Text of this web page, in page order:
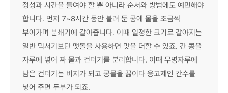
정성과 시간을 들여야 할 뿐 아니라 순서와 방법에도 예민해야
합니다. 먼저 7~8시간 동안 불려 둔 콩에 물을 조금씩
부어가며 분쇄기에 갈아줍니다. 이때 일정한 크기로 갈아지는
일반 믹서기보단 맷돌을 사용하면 맛을 더할 수 있죠. 간 콩을
자루에 넣어 짜 물과 건더기를 분리합니다. 이때 무명자루에
남은 건더기는 비지가 되고 콩물을 끓이다 응고제인 간수를
넣어 주면 두부가 되죠.